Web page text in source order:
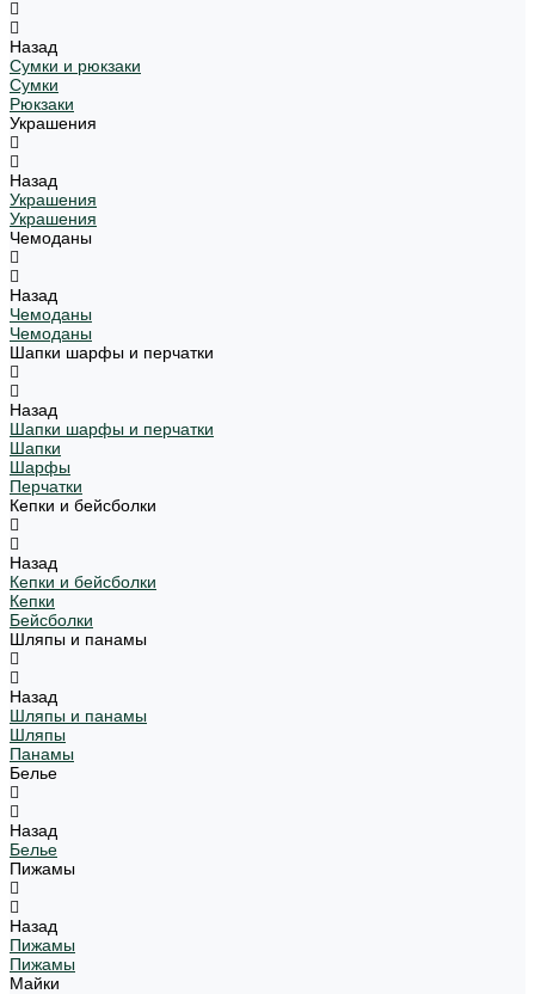
Назад
Сумки и рюкзаки
Сумки
Рюкзаки
Украшения
Назад
Украшения
Украшения
Чемоданы
Назад
Чемоданы
Чемоданы
Шапки шарфы и перчатки
Назад
Шапки шарфы и перчатки
Шапки
Шарфы
Перчатки
Кепки и бейсболки
Назад
Кепки и бейсболки
Кепки
Бейсболки
Шляпы и панамы
Назад
Шляпы и панамы
Шляпы
Панамы
Белье
Назад
Белье
Пижамы
Назад
Пижамы
Пижамы
Майки